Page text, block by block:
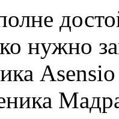
нужно